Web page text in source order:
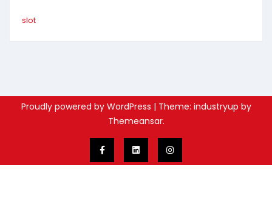
slot
Proudly powered by WordPress | Theme: industryup by
Themeansar.